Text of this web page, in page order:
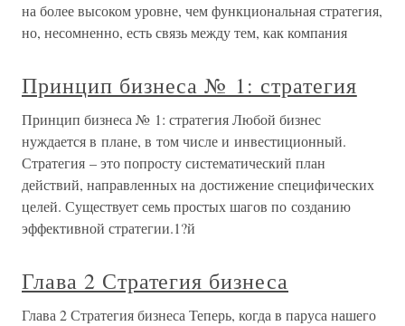
на более высоком уровне, чем функциональная стратегия,
но, несомненно, есть связь между тем, как компания
Принцип бизнеса № 1: стратегия
Принцип бизнеса № 1: стратегия Любой бизнес
нуждается в плане, в том числе и инвестиционный.
Стратегия – это попросту систематический план
действий, направленных на достижение специфических
целей. Существует семь простых шагов по созданию
эффективной стратегии.1?й
Глава 2 Стратегия бизнеса
Глава 2 Стратегия бизнеса Теперь, когда в паруса нашего